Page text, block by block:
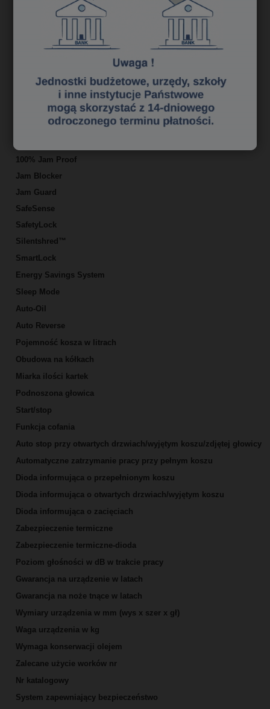
Poziom bezpieczeństwa DIN płyty
Średnia prędkość niszczenia w metrach/min
Niszczy zszywki
Niszczy małe spinacze biurowe
Niszczy karty kredytowe
Niszczy płyty CD/DVD
100% Jam Proof
Jam Blocker
Jam Guard
SafeSense
SafetyLock
Silentshred™
SmartLock
Energy Savings System
Sleep Mode
Auto-Oil
Auto Reverse
Pojemność kosza w litrach
Obudowa na kółkach
Miarka ilości kartek
Podnoszona głowica
Start/stop
Funkcja cofania
Auto stop przy otwartych drzwiach/wyjętym koszu/zdjętej głowicy
Automatyczne zatrzymanie pracy przy pełnym koszu
Dioda informująca o przepełnionym koszu
Dioda informująca o otwartych drzwiach/wyjętym koszu
Dioda informująca o zacięciach
Zabezpieczenie termiczne
Zabezpieczenie termiczne-dioda
Poziom głośności w dB w trakcie pracy
Gwarancja na urządzenie w latach
Gwarancja na noże tnące w latach
Wymiary urządzenia w mm (wys x szer x gł)
Waga urządzenia w kg
Wymaga konserwacji olejem
Zalecane użycie worków nr
Nr katalogowy
System zapewniający bezpieczeństwo